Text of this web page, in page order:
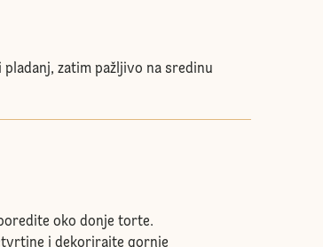
zatim pažljivo na sredinu
oko donje torte.
i dekorirajte gornje